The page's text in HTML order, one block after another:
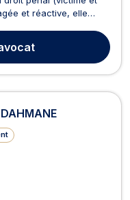
et réactive, elle
ou victime : garde à
d...